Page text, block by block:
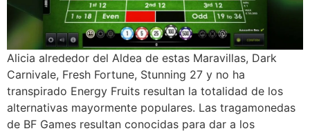
Alicia alrededor del Aldea de estas Maravillas, Dark
Carnivale, Fresh Fortune, Stunning 27 y no ha
transpirado Energy Fruits resultan la totalidad de los
alternativas mayormente populares. Las tragamonedas
de BF Games resultan conocidas para dar a los